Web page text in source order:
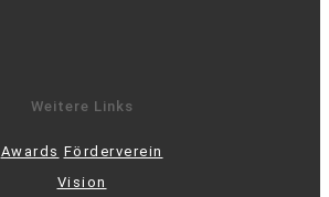
Weitere Links
Awards Förderverein
Vision